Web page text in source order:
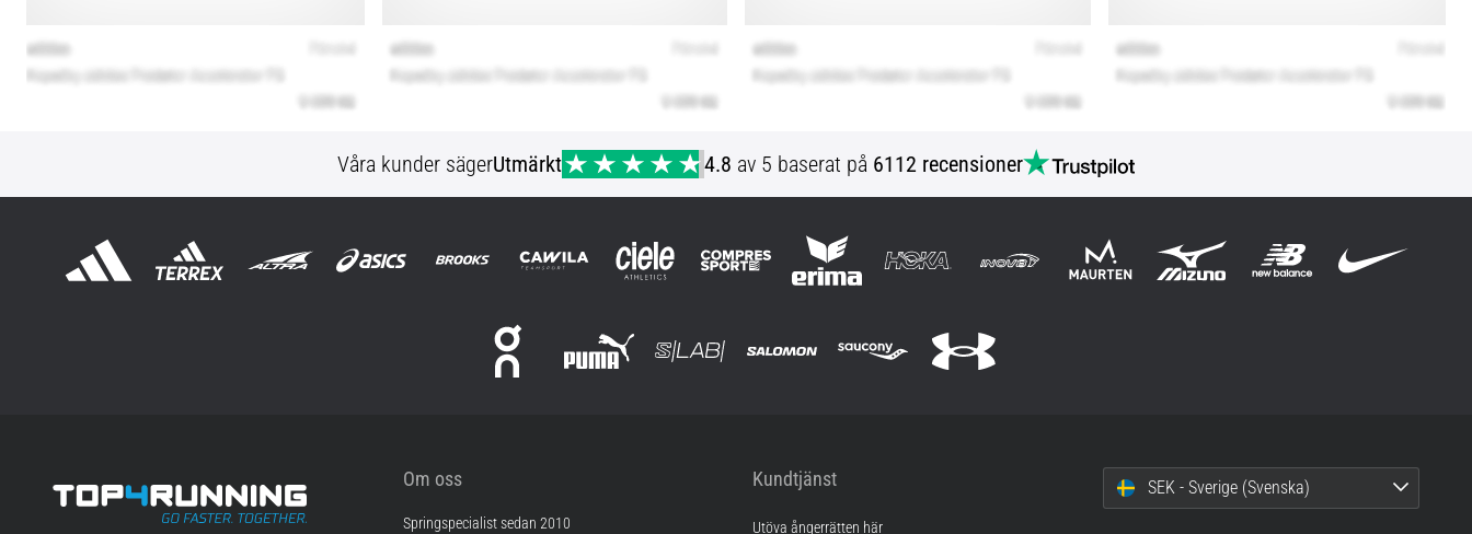
Våra kunder sägerUtmärkt 4.8 av 5 baserat på 6112 recensioner
Om oss
Springspecialist sedan 2010
Kundtjänst
Utöva ångerrätten här
SEK - Sverige (Svenska)